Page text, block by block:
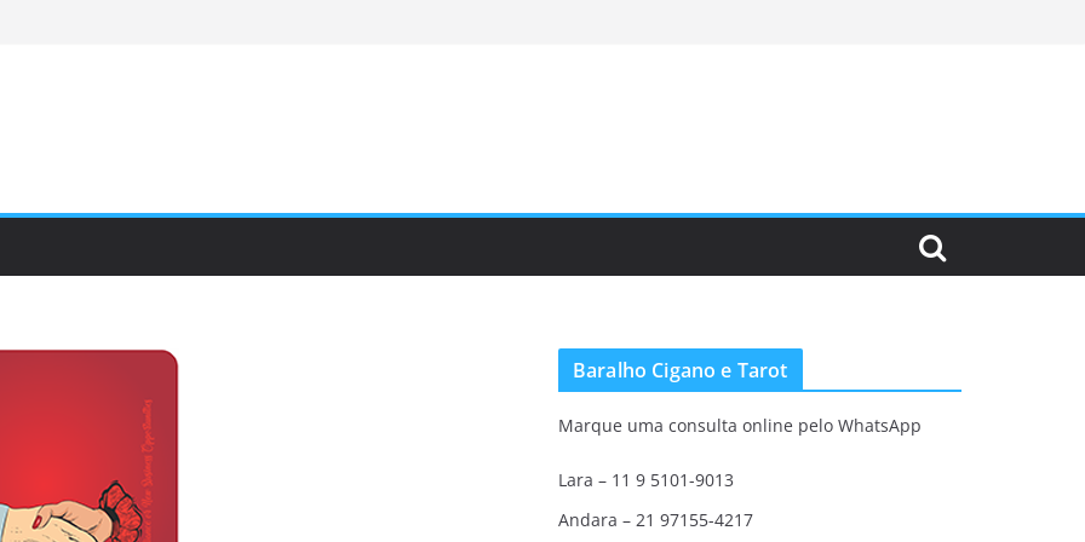
Baralho Cigano e Tarot
Marque uma consulta online pelo WhatsApp
Lara – 11 9 5101-9013
Andara – 21 97155-4217